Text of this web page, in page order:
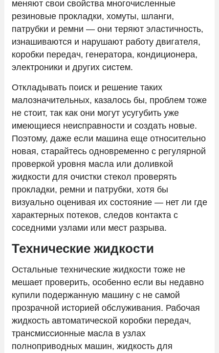
меняют свои свойства многочисленные
резиновые прокладки, хомуты, шланги,
патрубки и ремни — они теряют эластичность,
изнашиваются и нарушают работу двигателя,
коробки передач, генератора, кондиционера,
электроники и других систем.
Откладывать поиск и решение таких
малозначительных, казалось бы, проблем тоже
не стоит, так как они могут усугубить уже
имеющиеся неисправности и создать новые.
Поэтому, даже если машина еще относительно
новая, старайтесь одновременно с регулярной
проверкой уровня масла или доливкой
жидкости для очистки стекол проверять
прокладки, ремни и патрубки, хотя бы
визуально оценивая их состояние — нет ли где
характерных потеков, следов контакта с
соседними узлами или мест разрыва.
Технические жидкости
Остальные технические жидкости тоже не
мешает проверить, особенно если вы недавно
купили подержанную машину с не самой
прозрачной историей обслуживания. Рабочая
жидкость автоматической коробки передач,
трансмиссионные масла в узлах
полноприводных машин, жидкость для